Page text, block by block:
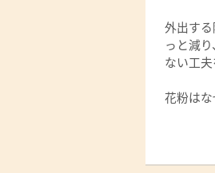
外出す
っと減
ない工
花粉は